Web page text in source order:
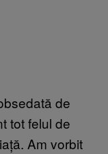
de
tot felul de
Am vorbit